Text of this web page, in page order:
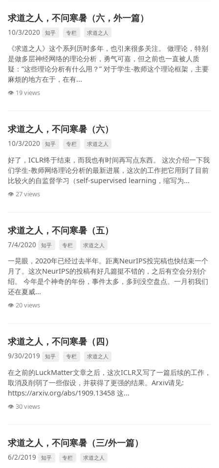
求道之人，不问寒暑（六，外一篇）
10/3/2020 知乎 专栏 求道之人
《求道之人》这个系列历时多年，也引来很多关注。 做理论，特别
是做多层神经网络的理论分析，勇气可嘉，但之前也一直被人质
疑：“这些理论分析有什么用？” 对于学生-教师这个理论框架，主要
麻烦的地方在于，在有...
👁 19 views
求道之人，不问寒暑（六）
10/3/2020 知乎 专栏 求道之人
好了，ICLR终于结束，而我也有时间再写点东西。 这次介绍一下我
们学生-教师网络理论分析的最新进展，这次的工作把它用到了目前
比较火的自监督学习（self-supervised learning，缩写为...
👁 27 views
求道之人，不问寒暑（五）
7/4/2020 知乎 专栏 求道之人
一晃眼，2020年已经过去半年。距离NeurIPS投完稿也快结束一个
月了。这次NeurIPS的投稿有好几篇挺不错的，之后有空会分别介
绍。 今年是个神奇的年份，事件太多，多到没空盘点。一月初我们
还在夏威...
👁 20 views
求道之人，不问寒暑（四）
9/30/2019 知乎 专栏 求道之人
在之前的LuckMatter文章之后，这次ICLR又写了一篇后续的工作，
取消及削弱了一些假设，并获得了更强的结果。Arxiv请见:
https://arxiv.org/abs/1909.13458 这...
👁 30 views
求道之人，不问寒暑（三/外一篇）
6/2/2019 知乎 专栏 求道之人